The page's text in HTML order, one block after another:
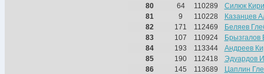
80
64 110289
Силюк
81
9 110228
Казанцев
82
171 112469
Беляев
83
107 110924
Брызгалов
84
193 113344
Андреев
85
190 112418
Эдуардов
86
145 113689
Цаплин